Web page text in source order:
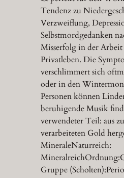
Tendenz zu
Verzweiflung,
Selbstmordgedanken
Misserfolg in der
Privatleben. Die
verschlimmert sich
oder in den
Personen können
beruhigende Musik
verwendeter Teil: aus
verarbeiteten Gold
MineraleNaturreich:
Gruppe